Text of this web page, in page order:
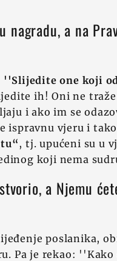
a na
''Slijedite one koji
ih! Oni ne traže
i ako im se
ispravnu vjeru i
, tj. upućeni su u
koji nema
a Njemu
poslanika,
Pa je rekao: ''Kako